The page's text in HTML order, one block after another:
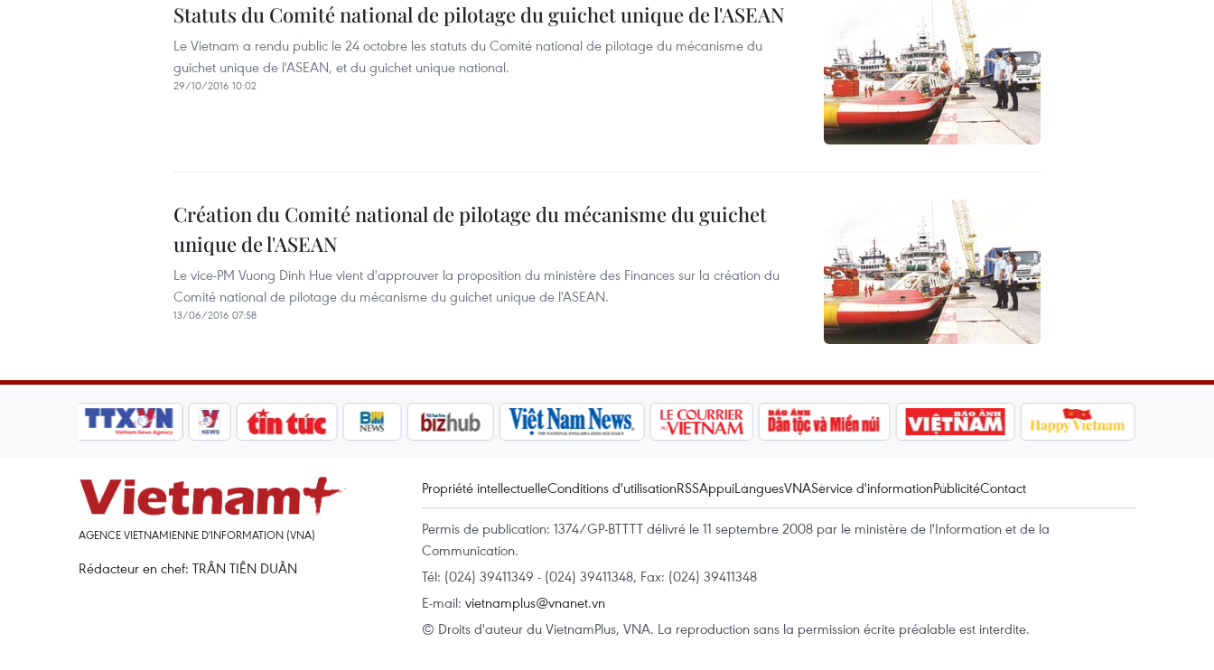
Statuts du Comité national de pilotage du guichet unique de l'ASEAN
Le Vietnam a rendu public le 24 octobre les statuts du Comité national de pilotage du mécanisme du
guichet unique de l'ASEAN, et du guichet unique national.
29/10/2016 10:02
Création du Comité national de pilotage du mécanisme du guichet
unique de l'ASEAN
Le vice-PM Vuong Dinh Hue vient d'approuver la proposition du ministère des Finances sur la création du
Comité national de pilotage du mécanisme du guichet unique de l'ASEAN.
13/06/2016 07:58
AGENCE VIETNAMIENNE D'INFORMATION (VNA)
Rédacteur en chef: TRÂN TIÊN DUÂN
Propriété intellectuelleConditions d'utilisationRSSAppuiLanguesVNAService d'informationPublicitéContact
Permis de publication: 1374/GP-BTTTT délivré le 11 septembre 2008 par le ministère de l'Information et de la
Communication.
Tél: (024) 39411349 - (024) 39411348, Fax: (024) 39411348
E-mail: vietnamplus@vnanet.vn
© Droits d'auteur du VietnamPlus, VNA. La reproduction sans la permission écrite préalable est interdite.